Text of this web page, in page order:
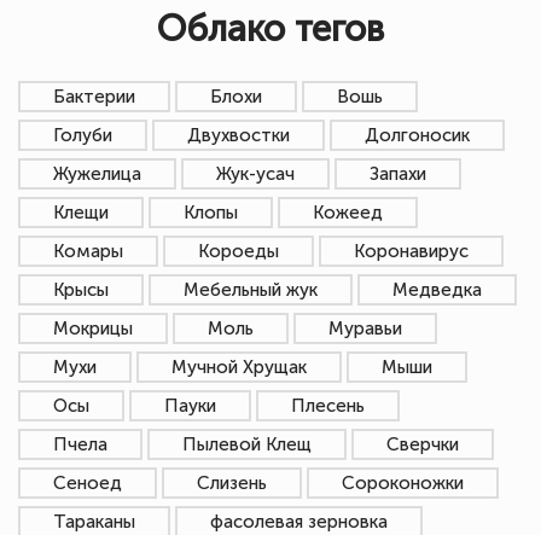
Облако тегов
Бактерии Блохи
Вошь
Голуби
Двухвостки
Долгоносик
Жужелица
Жук-усач
Запахи
Клещи
Клопы
Кожеед
Комары
Короеды
Коронавирус
Крысы
Мебельный жук
Медведка
Мокрицы
Моль
Муравьи
Мухи
Мучной Хрущак
Мыши
Осы
Пауки
Плесень
Пчела
Пылевой Клещ
Сверчки
Сеноед
Слизень
Сороконожки
Тараканы
фасолевая зерновка